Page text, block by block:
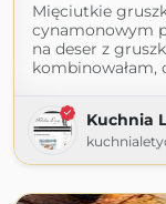
Mięciutkie
cynamonowym
na deser z
kombinowałam,
Kuchnia